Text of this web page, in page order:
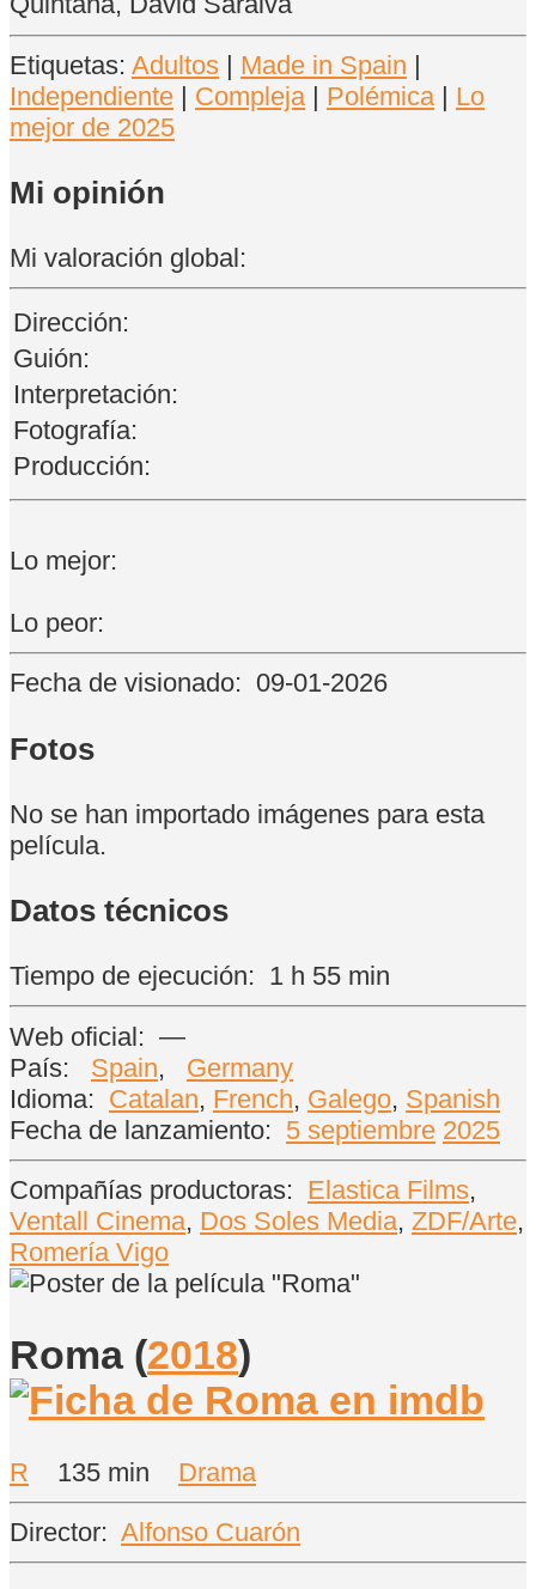
Etiquetas: Adultos | Made in Spain |
Independiente | Compleja | Polémica | Lo
mejor de 2025
Mi opinión
Mi valoración global:
Dirección:
Guión:
Interpretación:
Fotografía:
Producción:
Lo mejor:
Lo peor:
Fecha de visionado: 09-01-2026
Fotos
No se han importado imágenes para esta
película.
Datos técnicos
Tiempo de ejecución: 1 h 55 min
Web oficial: —
País:
Spain,
Germany
Idioma: Catalan, French, Galego, Spanish
Fecha de lanzamiento: 5 septiembre 2025
Compañías productoras: Elastica Films,
Ventall Cinema, Dos Soles Media, ZDF/Arte,
Romería Vigo
Roma (2018)
R 135 min Drama
Director: Alfonso Cuarón